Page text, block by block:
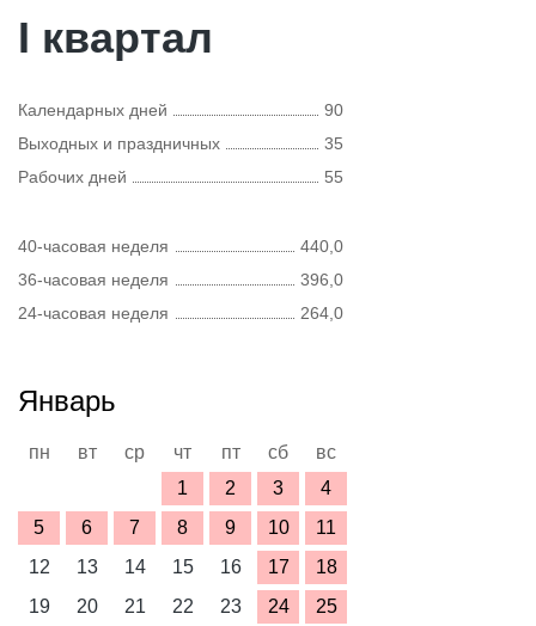
I квартал
Календарных дней
90
Выходных и праздничных
35
Рабочих дней
55
40-часовая неделя
440,0
36-часовая неделя
396,0
24-часовая неделя
264,0
Январь
пн вт ср чт пт сб
вс
1
2 3
4
5
6 7 8 9 10
11
12
13 14 15 16 17
18
19
20 21 22 23 24
25